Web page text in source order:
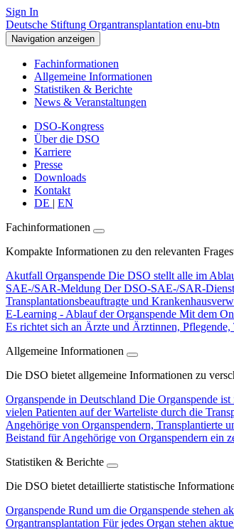
Sign In
Deutsche Stiftung Organtransplantation enu-btn
Navigation anzeigen
Fachinformationen
Allgemeine Informationen
Statistiken & Berichte
News & Veranstaltungen
DSO-Kongress
Über die DSO
Karriere
Presse
Downloads
Kontakt
DE | EN
Fachinformationen
Kompakte Informationen zu den relevanten
Akutfall Organspende Die DSO stellt alle im
SAE-/SAR-Meldung Der DSO-SAE-/SAR-Dienst
Transplantationsbeauftragte und
E-Learning - Ablauf der Organspende Mit dem
Es richtet sich an Ärzte und Ärztinnen,
Allgemeine Informationen
Die DSO bietet allgemeine Informationen zu
Organspende in Deutschland Die Organspende
vielen Patienten auf der Warteliste durch die
Angehörige von Organspendern, Transplantierte
Beistand für Angehörige von Organspendern ein
Statistiken & Berichte
Die DSO bietet detaillierte statistische
Organspende Rund um die Organspende stehen
Organtransplantation Für jedes Organ stehen